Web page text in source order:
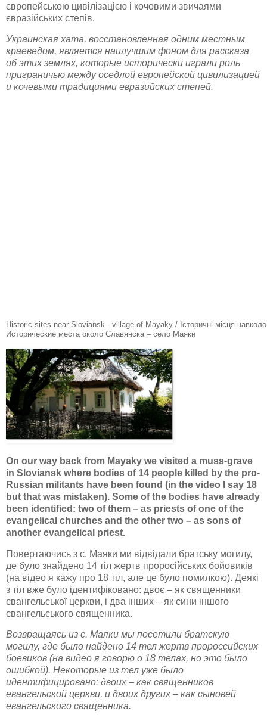
європейською цивілізацією і кочовими звичаями
євразійських степів.
Украинская хата, восстановленная одним местным
краеведом, является наилучшим фоном для рассказа
об этих землях, которые исторически играли роль
приграничью между оседлой европейской цивилизацией
и кочевыми традициями евразийских степей.
Historic sites near Sloviansk - village of Mayaky / Історичні місця
Исторические места около Славянска – село Маяки
On our way back from Mayaky we visited a muss-grave
in Sloviansk where bodies of 14 people killed by the pro-
Russian militants have been found (in the video I say 18
but that was mistaken). Some of the bodies have already
been identified: two of them – as priests of one of the
evangelical churches and the other two – as sons of
another evangelical priest.
Повертаючись з с. Маяки ми відвідали братську могилу,
де було знайдено 14 тіл жертв проросійських бойовиків
(на відео я кажу про 18 тіл, але це було помилкою). Деякі
з тіл вже було ідентифіковано: двоє – як священники
євангельської церкви, і два інших – як сини іншого
євангельського священника.
Возвращаясь из с. Маяки мы посетили братскую
могилу, где было найдено 14 тел жертв пророссийских
боевиков (на видео я говорю о 18 телах, но это было
ошибкой). Некоторые из тел уже было
идентифицировано: двоих – как священников
евангельской церкви, и двоих других – как сыновей
евангельского священника.